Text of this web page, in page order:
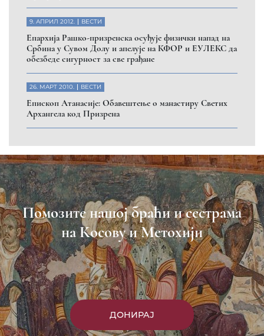
9. АПРИЛ 2012. ВЕСТИ
Eпархија Рашко-призренска осуђује физички напад на
Србина у Сувом Долу и апелује на КФОР и ЕУЛЕКС да
обезбеде сигурност за све грађане
26. МАРТ 2010. ВЕСТИ
Eпископ Атанасије: Обавештење о манастиру Светих
Архангела код Призрена
Помозите нашој браћи и сестрама
на Косову и Метохији
ДОНИРАЈ